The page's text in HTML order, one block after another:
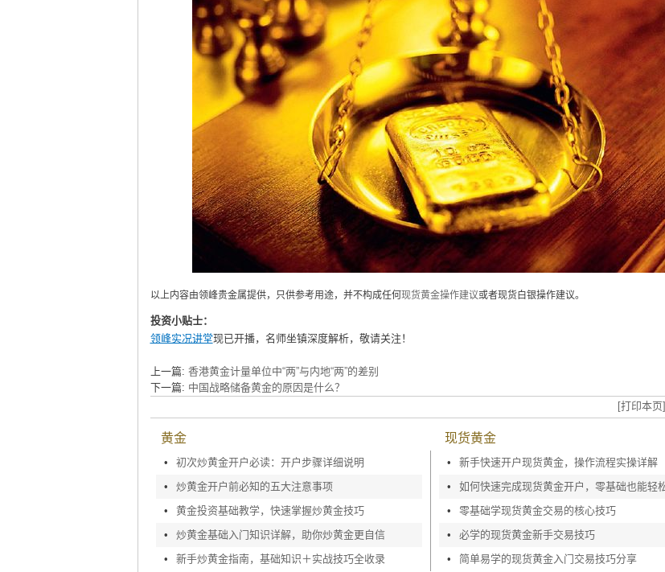
以上内容由领峰贵金属提供，只供参考用途，并不构成任何 现货黄金操作建议或者现货白银操作建议。
投资小贴士：
领峰实况讲堂现已开播，名师坐镇深度解析，敬请关注！
上一篇: 香港黄金计量单位中“两”与内地“两”的差别
下一篇: 中国战略储备黄金的原因是什么？
[打印本页]
黄金
•
初次炒黄金开户必读：开户步骤详细说明
•
炒黄金开户前必知的五大注意事项
•
黄金投资基础教学，快速掌握炒黄金技巧
•
炒黄金基础入门知识详解，助你炒黄金更自信
•
新手炒黄金指南，基础知识＋实战技巧全收录
现货黄金
•
新手快速开户现货黄金，操作流程实操详解
•
•
零基础学现货黄金交易的核心技巧
•
必学的现货黄金新手交易技巧
•
简单易学的现货黄金入门交易技巧分享